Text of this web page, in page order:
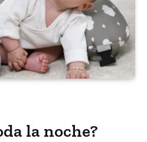
la noche?